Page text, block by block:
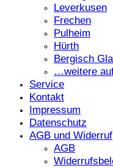
Leverkusen
Frechen
Pulheim
Hürth
Bergisch
…weitere
Service
Kontakt
Impressum
Datenschutz
AGB und Widerruf
AGB